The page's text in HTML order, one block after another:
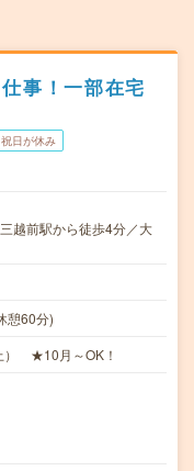
事！一部在宅
祝日が休み
越前駅から徒歩4分／大
憩60分)
） ★10月～OK！